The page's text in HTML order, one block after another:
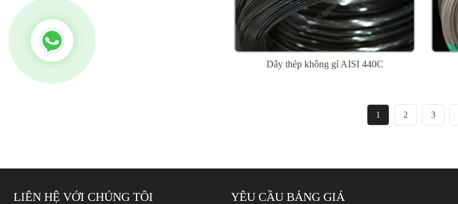
Dây thép không gỉ AISI 440C
1 2 3
LIÊN HỆ VỚI CHÚNG TÔI YÊU CẦU BẢNG GIÁ